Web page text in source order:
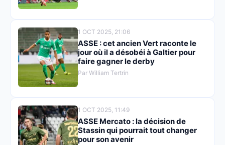
1 OCT 2025, 21:06
ASSE : cet ancien Vert raconte le
jour où il a désobéi à Galtier pour
faire gagner le derby
Par William Tertrin
1 OCT 2025, 11:49
ASSE Mercato : la décision de
Stassin qui pourrait tout changer
pour son avenir